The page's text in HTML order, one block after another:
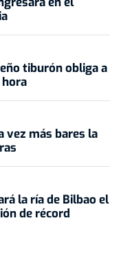
tiburón obliga a
vez más bares la
la ría de Bilbao el
de récord